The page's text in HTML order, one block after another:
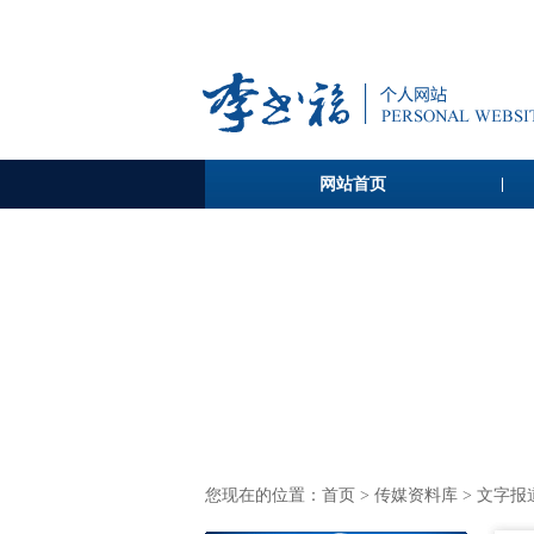
网站首页
您现在的位置： 首页 > 传媒资料库 > 文字报